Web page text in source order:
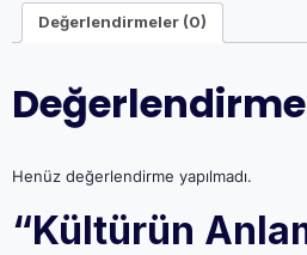
Değerlendirmeler (0)
Henüz değerlendirme yapılmadı.
“Kültürün